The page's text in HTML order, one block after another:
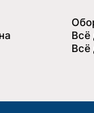
Всё
Всё